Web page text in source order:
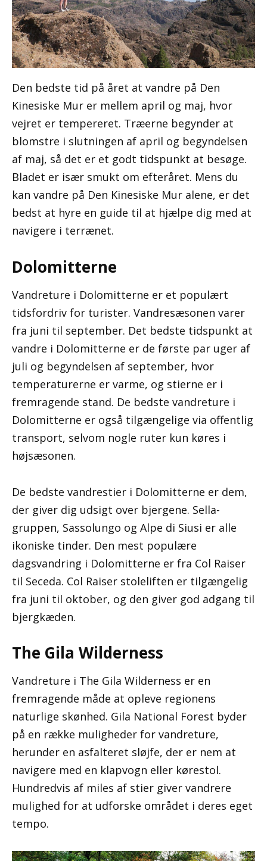
Den bedste tid på året at vandre på Den
Kinesiske Mur er mellem april og maj, hvor
vejret er tempereret. Træerne begynder at
blomstre i slutningen af ​​april og begyndelsen
af ​​maj, så det er et godt tidspunkt at besøge.
Bladet er især smukt om efteråret. Mens du
kan vandre på Den Kinesiske Mur alene, er det
bedst at hyre en guide til at hjælpe dig med at
navigere i terrænet.
Dolomitterne
Vandreture i Dolomitterne er et populært
tidsfordriv for turister. Vandresæsonen varer
fra juni til september. Det bedste tidspunkt at
vandre i Dolomitterne er de første par uger af
juli og begyndelsen af ​​september, hvor
temperaturerne er varme, og stierne er i
fremragende stand. De bedste vandreture i
Dolomitterne er også tilgængelige via offentlig
transport, selvom nogle ruter kun køres i
højsæsonen.
De bedste vandrestier i Dolomitterne er dem,
der giver dig udsigt over bjergene. Sella-
gruppen, Sassolungo og Alpe di Siusi er alle
ikoniske tinder. Den mest populære
dagsvandring i Dolomitterne er fra Col Raiser
til Seceda. Col Raiser stoleliften er tilgængelig
fra juni til oktober, og den giver god adgang til
bjergkæden.
The Gila Wilderness
Vandreture i The Gila Wilderness er en
fremragende måde at opleve regionens
naturlige skønhed. Gila National Forest byder
på en række muligheder for vandreture,
herunder en asfalteret sløjfe, der er nem at
navigere med en klapvogn eller kørestol.
Hundredvis af miles af stier giver vandrere
mulighed for at udforske området i deres eget
tempo.